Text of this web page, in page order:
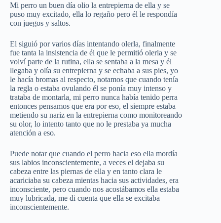
Mi perro un buen día olio la entrepierna de ella y se
puso muy excitado, ella lo regaño pero él le respondía
con juegos y saltos.
El siguió por varios días intentando olerla, finalmente
fue tanta la insistencia de él que le permitió olerla y se
volví parte de la rutina, ella se sentaba a la mesa y él
llegaba y olía su entrepierna y se echaba a sus pies, yo
le hacía bromas al respecto, notamos que cuando tenía
la regla o estaba ovulando él se ponía muy intenso y
trataba de montarla, mi perro nunca había tenido perra
entonces pensamos que era por eso, el siempre estaba
metiendo su nariz en la entrepierna como monitoreando
su olor, lo intento tanto que no le prestaba ya mucha
atención a eso.
Puede notar que cuando el perro hacia eso ella mordía
sus labios inconscientemente, a veces el dejaba su
cabeza entre las piernas de ella y en tanto clara le
acariciaba su cabeza mientas hacia sus actividades, era
inconsciente, pero cuando nos acostábamos ella estaba
muy lubricada, me di cuenta que ella se excitaba
inconscientemente.